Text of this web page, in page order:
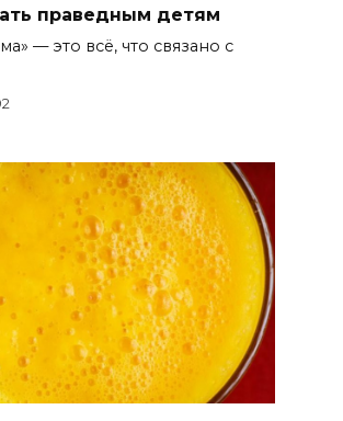
праведным детям
— это всё, что связано с